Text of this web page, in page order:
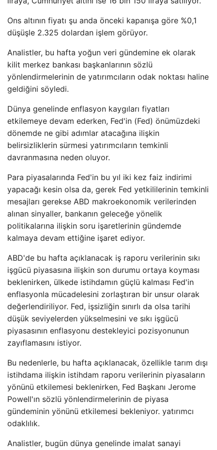
Ons altının fiyatı şu anda önceki kapanışa göre %0,1
düşüşle 2.325 dolardan işlem görüyor.
Analistler, bu hafta yoğun veri gündemine ek olarak
kilit merkez bankası başkanlarının sözlü
yönlendirmelerinin de yatırımcıların odak noktası haline
geldiğini söyledi.
Dünya genelinde enflasyon kaygıları fiyatları
etkilemeye devam ederken, Fed'in (Fed) önümüzdeki
dönemde ne gibi adımlar atacağına ilişkin
belirsizliklerin sürmesi yatırımcıların temkinli
davranmasına neden oluyor.
Para piyasalarında Fed'in bu yıl iki kez faiz indirimi
yapacağı kesin olsa da, gerek Fed yetkililerinin temkinli
mesajları gerekse ABD makroekonomik verilerinden
alınan sinyaller, bankanın geleceğe yönelik
politikalarına ilişkin soru işaretlerinin gündemde
kalmaya devam ettiğine işaret ediyor.
ABD'de bu hafta açıklanacak iş raporu verilerinin sıkı
işgücü piyasasına ilişkin son durumu ortaya koyması
beklenirken, ülkede istihdamın güçlü kalması Fed'in
enflasyonla mücadelesini zorlaştıran bir unsur olarak
değerlendiriliyor. Fed, işsizliğin sınırlı da olsa tarihi
düşük seviyelerden yükselmesini ve sıkı işgücü
piyasasının enflasyonu destekleyici pozisyonunun
zayıflamasını istiyor.
Bu nedenlerle, bu hafta açıklanacak, özellikle tarım dışı
istihdama ilişkin istihdam raporu verilerinin piyasaların
yönünü etkilemesi beklenirken, Fed Başkanı Jerome
Powell'ın sözlü yönlendirmelerinin de piyasa
gündeminin yönünü etkilemesi bekleniyor. yatırımcı
odaklılık.
Analistler, bugün dünya genelinde imalat sanayi